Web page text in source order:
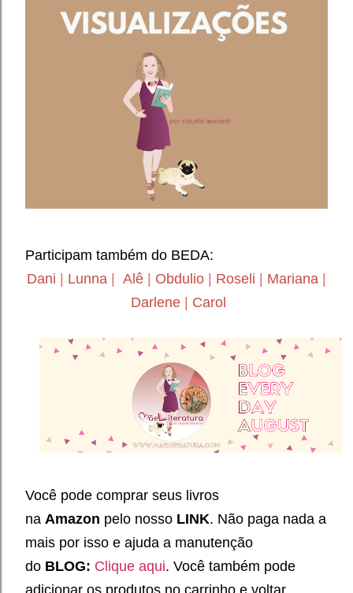
Participam também do BEDA:
Dani
Lunna Alê Obdulio Roseli Mariana
Darlene
Carol
Você pode comprar seus livros
na Amazon pelo nosso LINK. Não paga nada a
mais por isso e ajuda a manutenção
do BLOG: Clique aqui. Você também pode